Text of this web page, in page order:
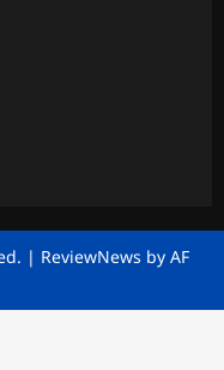
| ReviewNews by AF